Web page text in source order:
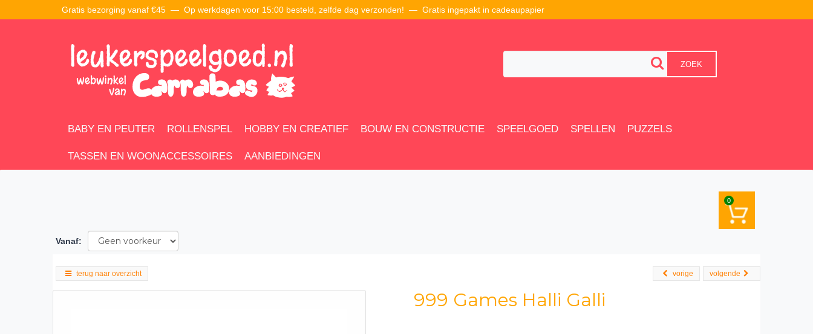
Gratis bezorging vanaf €45 — Op werkdagen voor 15:00 besteld, zelfde dag verzonden! — Gratis ingepakt in cadeaupapier
ZOEK
BABY EN PEUTER ROLLENSPEL HOBBY EN CREATIEF BOUW EN CONSTRUCTIE SPEELGOED SPELLEN PUZZELS
TASSEN EN WOONACCESSOIRES AANBIEDINGEN
0
Vanaf:
terug naar overzicht volgende
vorige
999 Games Halli Galli